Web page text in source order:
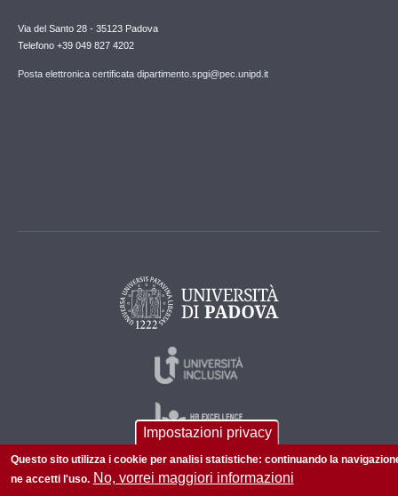
Via del Santo 28 - 35123 Padova
Telefono +39 049 827 4202
Posta elettronica certificata dipartimento.spgi@pec.unipd.it
Impostazioni privacy
Questo sito utilizza i cookie per analisi statistiche: continuando la
ne accetti l'uso. No, vorrei maggiori informazioni